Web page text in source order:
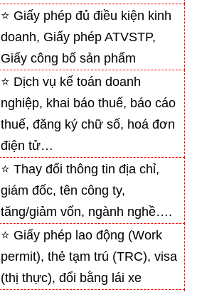
⭐ Giấy phép đủ điều kiện kinh
doanh, Giấy phép ATVSTP,
Giấy công bố sản phẩm
⭐ Dịch vụ kế toán doanh
nghiệp, khai báo thuế, báo cáo
thuế, đăng ký chữ số, hoá đơn
điện tử…
⭐ Thay đổi thông tin địa chỉ,
giám đốc, tên công ty,
tăng/giảm vốn, ngành nghề….
⭐ Giấy phép lao động (Work
permit), thẻ tạm trú (TRC), visa
(thị thực), đổi bằng lái xe